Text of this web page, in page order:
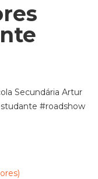
Secundária Artur
#roadshow